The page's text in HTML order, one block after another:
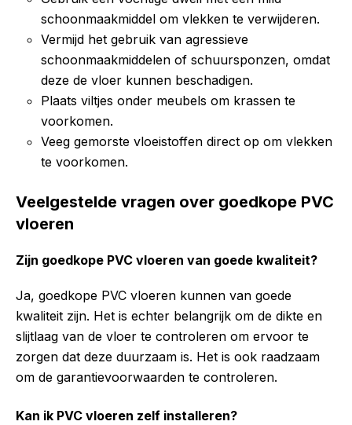
schoonmaakmiddel om vlekken te verwijderen.
Vermijd het gebruik van agressieve
schoonmaakmiddelen of schuursponzen, omdat
deze de vloer kunnen beschadigen.
Plaats viltjes onder meubels om krassen te
voorkomen.
Veeg gemorste vloeistoffen direct op om vlekken
te voorkomen.
Veelgestelde vragen over goedkope PVC
vloeren
Zijn goedkope PVC vloeren van goede kwaliteit?
Ja, goedkope PVC vloeren kunnen van goede
kwaliteit zijn. Het is echter belangrijk om de dikte en
slijtlaag van de vloer te controleren om ervoor te
zorgen dat deze duurzaam is. Het is ook raadzaam
om de garantievoorwaarden te controleren.
Kan ik PVC vloeren zelf installeren?